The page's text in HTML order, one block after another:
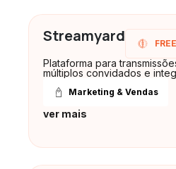
Streamyard
Plataforma para
múltiplos convidados e
Marketing & Vendas
ver mais